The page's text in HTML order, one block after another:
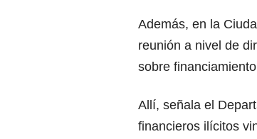
Además, en la
reunión a nivel de
sobre
Allí, señala el
financieros ilícitos